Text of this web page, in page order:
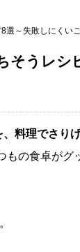
選～失敗しにくい
そうレシ
、料理でさり
もの食卓がグ